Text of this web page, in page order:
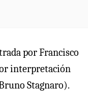
por Francisco
interpretación
Stagnaro).